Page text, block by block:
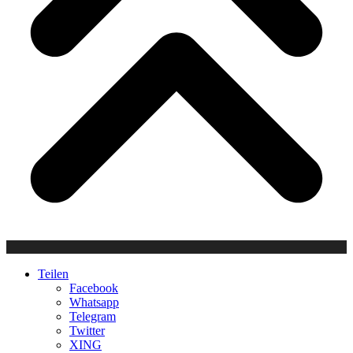
Teilen
Facebook
Whatsapp
Telegram
Twitter
XING